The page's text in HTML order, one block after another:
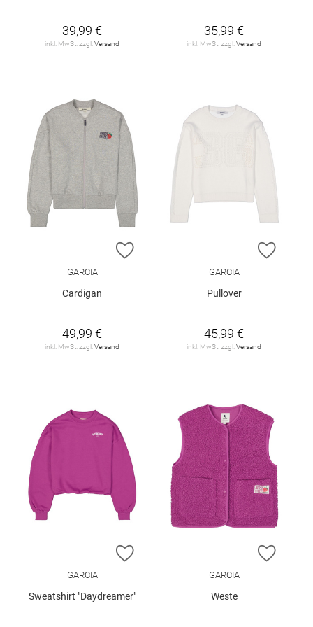
39,99 €
inkl. MwSt. zzgl. Versand
35,99 €
inkl. MwSt. zzgl. Versand
ZUR WUNSCHLISTE HINZUFÜGEN
GARCIA
Cardigan
49,99 €
inkl. MwSt. zzgl. Versand
ZUR
GARCIA
Pullover
45,99 €
inkl. MwSt. zzgl. Versand
ZUR WUNSCHLISTE HINZUFÜGEN
GARCIA
Sweatshirt "Daydreamer"
ZUR
GARCIA
Weste